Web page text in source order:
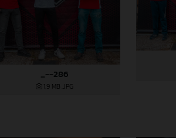
_--286
1,9 MB .JPG